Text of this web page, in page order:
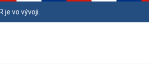
je vo vývoji.